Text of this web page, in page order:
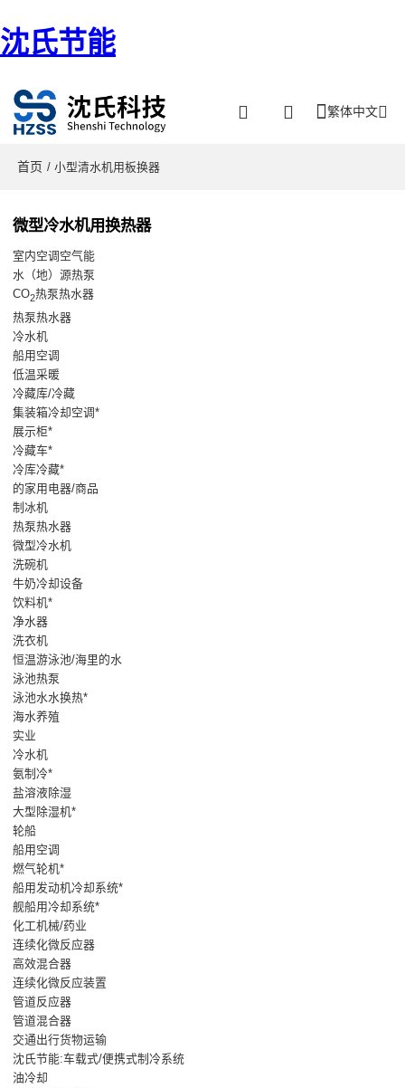
沈氏节能
繁体中文
首页 / 小型清水机用板换器
微型冷水机用换热器
室内空调空气能
水（地）源热泵
CO2热泵热水器
热泵热水器
冷水机
船用空调
低温采暖
冷藏库/冷藏
集装箱冷却空调*
展示柜*
冷藏车*
冷库冷藏*
的家用电器/商品
制冰机
热泵热水器
微型冷水机
洗碗机
牛奶冷却设备
饮料机*
净水器
洗衣机
恒温游泳池/海里的水
泳池热泵
泳池水水换热*
海水养殖
实业
冷水机
氨制冷*
盐溶液除湿
大型除湿机*
轮船
船用空调
燃气轮机*
船用发动机冷却系统*
舰船用冷却系统*
化工机械/药业
连续化微反应器
高效混合器
连续化微反应装置
管道反应器
管道混合器
交通出行货物运输
沈氏节能:车载式/便携式制冷系统
油冷却